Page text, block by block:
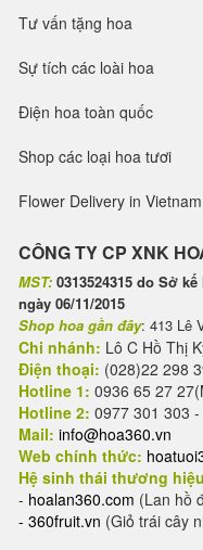
Tư vấn tặng hoa
Sự tích các loài hoa
Điện hoa toàn quốc
Shop các loại hoa tươi
Flower Delivery in Vietnam
CÔNG TY CP XNK
MST: 0313524315 do Sở
ngày 06/11/2015
Shop hoa gần đây: 413 Lê
Chi nhánh: Lô C Hồ Thị
Điện thoại: (028)22 298
Hotline 1: 0936 65 27
Hotline 2: 0977 301 303
Mail: info@hoa360.vn
Web chính thức:
Hệ sinh thái thương
- hoalan360.com (Lan hồ
- 360fruit.vn (Giỏ trái cây